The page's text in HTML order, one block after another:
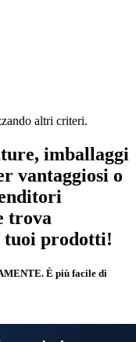
altri criteri.
imballaggi
vantaggiosi o
trova
tuoi prodotti!
È più facile di